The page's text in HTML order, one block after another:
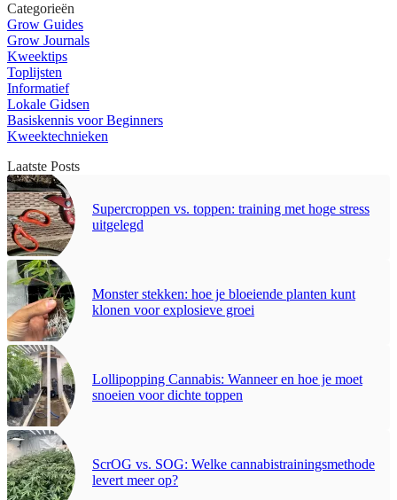
Categorieën
Grow Guides
Grow Journals
Kweektips
Toplijsten
Informatief
Lokale Gidsen
Basiskennis voor Beginners
Kweektechnieken
Laatste Posts
Supercroppen vs. toppen: training met hoge stress
uitgelegd
Monster stekken: hoe je bloeiende planten kunt
klonen voor explosieve groei
Lollipopping Cannabis: Wanneer en hoe je moet
snoeien voor dichte toppen
ScrOG vs. SOG: Welke cannabistrainingsmethode
levert meer op?